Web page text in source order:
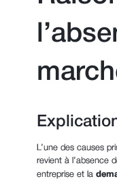
L’une des causes
revient à l’absence
entreprise et la